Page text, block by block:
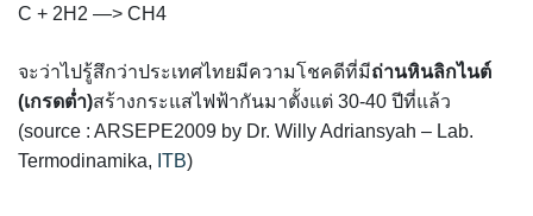
C + 2H2 —> CH4
จะว่าไปรู้สึกว่าประเทศไทยมีความโชคดีที่มีถ่านหินลิกไนต์
(เกรดต่ำ)สร้างกระแสไฟฟ้ากันมาตั้งแต่ 30-40 ปีที่แล้ว
(source : ARSEPE2009 by Dr. Willy Adriansyah – Lab.
Termodinamika, ITB)